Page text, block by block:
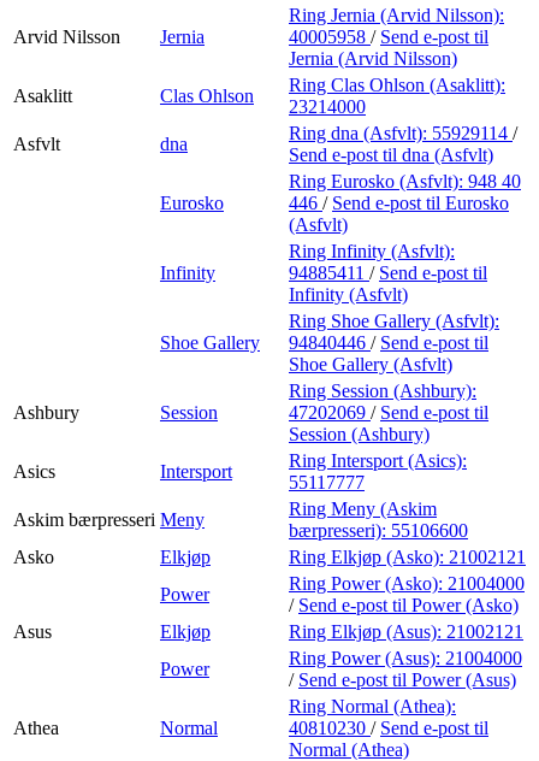
Arvid Nilsson Jernia
Ring Jernia (Arvid Nilsson):
40005958 / Send e-post til
Jernia (Arvid Nilsson)
Asaklitt
Clas Ohlson
Ring Clas Ohlson (Asaklitt):
23214000
Asfvlt
dna
Ring dna (Asfvlt): 55929114 /
Send e-post til dna (Asfvlt)
Eurosko
Ring Eurosko (Asfvlt): 948 40
446 / Send e-post til Eurosko
(Asfvlt)
Infinity
Ring Infinity (Asfvlt):
94885411 / Send e-post til
Infinity (Asfvlt)
Shoe Gallery
Ring Shoe Gallery (Asfvlt):
94840446 / Send e-post til
Shoe Gallery (Asfvlt)
Ashbury Session
Ring Session (Ashbury):
47202069 / Send e-post til
Session (Ashbury)
Asics
Intersport
Ring Intersport (Asics):
55117777
Askim bærpresseri Meny
Ring Meny (Askim
bærpresseri): 55106600
Asko
Elkjøp Ring Elkjøp (Asko): 21002121
Power
Ring Power (Asko): 21004000
/ Send e-post til Power (Asko)
Asus
Elkjøp Ring Elkjøp (Asus): 21002121
Power
Ring Power (Asus): 21004000
/ Send e-post til Power (Asus)
Athea Normal
Ring Normal (Athea):
40810230 / Send e-post til
Normal (Athea)